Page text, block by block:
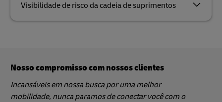
Visibilidade de risco da cadeia de suprimentos
Nosso compromisso com nossos clientes
Incansáveis em nossa busca por uma melhor
mobilidade, nunca paramos de conectar você com o